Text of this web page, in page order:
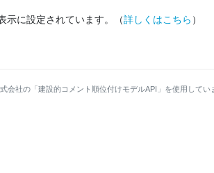
示に設定されています。 （詳しくはこちら ）
会社の「建設的コメント順位付けモデルAPI」を使用してい